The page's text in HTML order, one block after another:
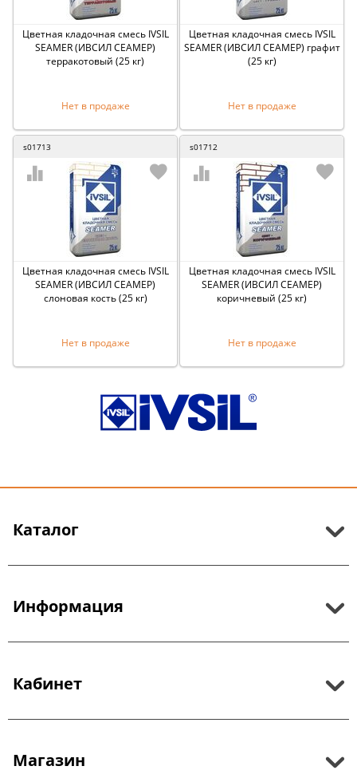
Цветная кладочная смесь IVSIL
SEAMER (ИВСИЛ СЕАМЕР)
терракотовый (25 кг)
Нет в продаже
Цветная кладочная смесь IVSIL
SEAMER (ИВСИЛ СЕАМЕР) графит
(25 кг)
Нет в продаже
s01713
Цветная кладочная смесь IVSIL
SEAMER (ИВСИЛ СЕАМЕР)
слоновая кость (25 кг)
Нет в продаже
s01712
Цветная кладочная смесь IVSIL
SEAMER (ИВСИЛ СЕАМЕР)
коричневый (25 кг)
Нет в продаже
Каталог
Информация
Кабинет
Магазин